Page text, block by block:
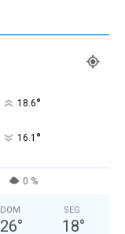
18.6°
16.1 °
0 %
DOM
26°
SEG
18°